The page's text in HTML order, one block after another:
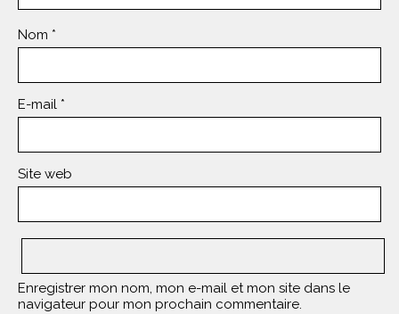
Nom *
E-mail *
Site web
Enregistrer mon nom, mon e-mail et mon site dans le
navigateur pour mon prochain commentaire.